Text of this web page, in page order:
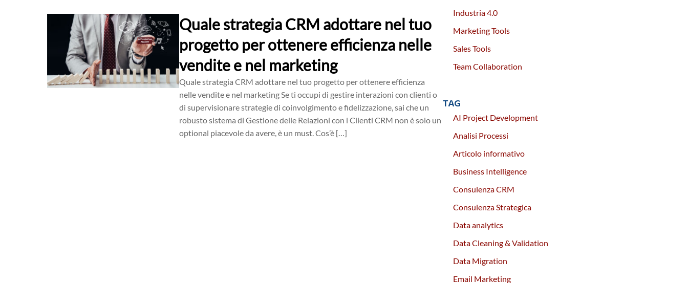
Quale strategia CRM adottare nel tuo
progetto per ottenere efficienza nelle
vendite e nel marketing
Quale strategia CRM adottare nel tuo progetto per ottenere efficienza
nelle vendite e nel marketing Se ti occupi di gestire interazioni con clienti o
di supervisionare strategie di coinvolgimento e fidelizzazione, sai che un
robusto sistema di Gestione delle Relazioni con i Clienti CRM non è solo un
optional piacevole da avere, è un must. Cos’è […]
Industria 4.0
Marketing Tools
Sales Tools
Team Collaboration
TAG
AI Project Development
Analisi Processi
Articolo informativo
Business Intelligence
Consulenza CRM
Consulenza Strategica
Data analytics
Data Cleaning & Validation
Data Migration
Email Marketing